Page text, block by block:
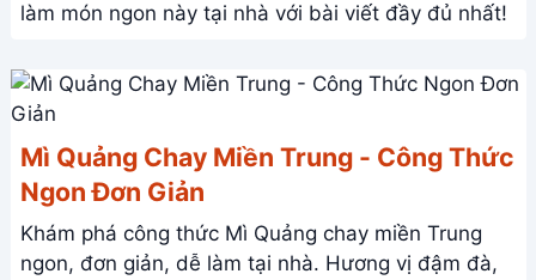
làm món ngon này tại nhà với bài viết đầy đủ nhất!
Mì Quảng Chay Miền Trung - Công Thức
Ngon Đơn Giản
Khám phá công thức Mì Quảng chay miền Trung
ngon, đơn giản, dễ làm tại nhà. Hương vị đậm đà,